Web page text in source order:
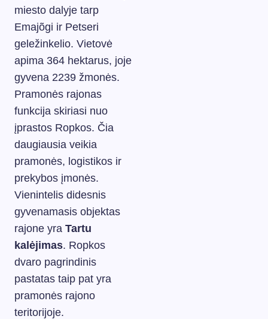
miesto dalyje tarp
Emajõgi ir Petseri
geležinkelio. Vietovė
apima 364 hektarus, joje
gyvena 2239 žmonės.
Pramonės rajonas
funkcija skiriasi nuo
įprastos Ropkos. Čia
daugiausia veikia
pramonės, logistikos ir
prekybos įmonės.
Vienintelis didesnis
gyvenamasis objektas
rajone yra Tartu
kalėjimas. Ropkos
dvaro pagrindinis
pastatas taip pat yra
pramonės rajono
teritorijoje.